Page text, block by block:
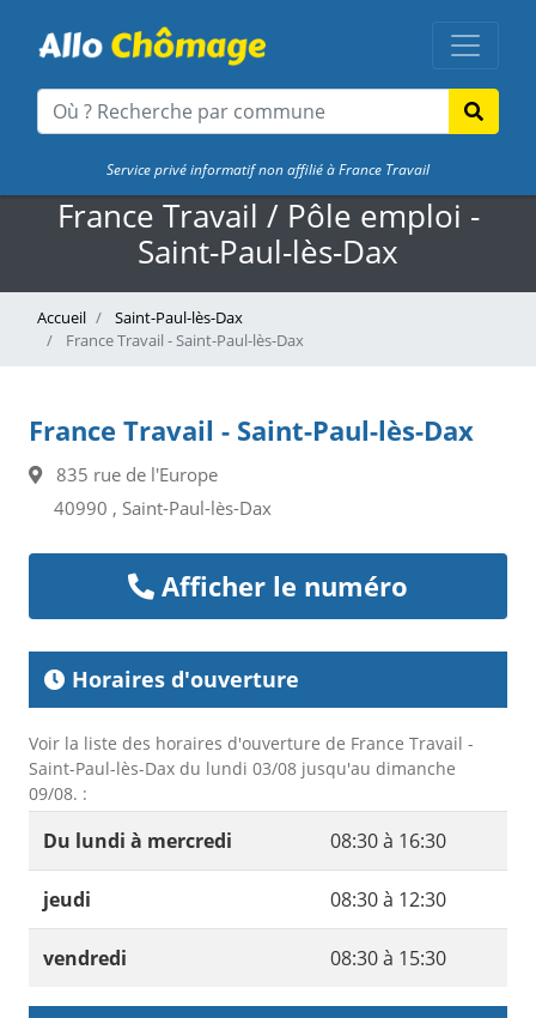
Service privé informatif non affilié à France Travail
France Travail / Pôle emploi -
Saint-Paul-lès-Dax
Accueil
Saint-Paul-lès-Dax
France Travail - Saint-Paul-lès-Dax
France Travail - Saint-Paul-lès-Dax
835 rue de l'Europe
40990 , Saint-Paul-lès-Dax
Afficher le numéro
Horaires d'ouverture
Voir la liste des horaires d'ouverture de France Travail -
Saint-Paul-lès-Dax du lundi 03/08 jusqu'au dimanche
09/08. :
Du lundi à mercredi 08:30 à 16:30
jeudi 08:30 à 12:30
vendredi 08:30 à 15:30